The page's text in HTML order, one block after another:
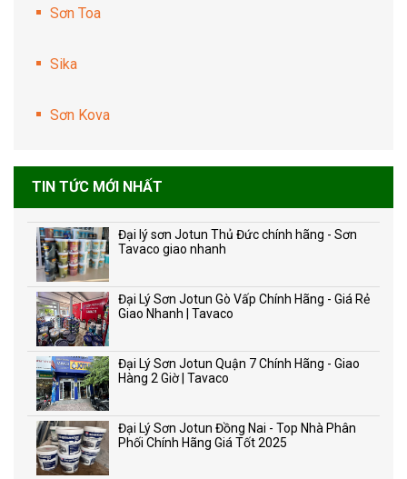
Sơn Toa
Sika
Sơn Kova
TIN TỨC MỚI NHẤT
Đại lý sơn Jotun Thủ Đức chính hãng - Sơn
Tavaco giao nhanh
Đại Lý Sơn Jotun Gò Vấp Chính Hãng - Giá Rẻ
Giao Nhanh | Tavaco
Đại Lý Sơn Jotun Quận 7 Chính Hãng - Giao
Hàng 2 Giờ | Tavaco
Đại Lý Sơn Jotun Đồng Nai - Top Nhà Phân
Phối Chính Hãng Giá Tốt 2025